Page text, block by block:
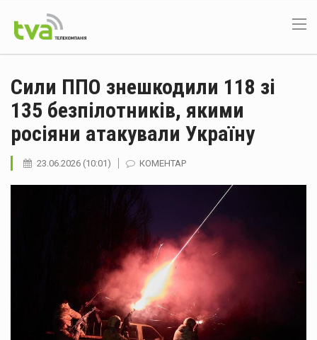
Сили ППО знешкодили 118 зі
135 безпілотників, якими
росіяни атакували Україну
23.06.2026 (10:01) КОМЕНТАР